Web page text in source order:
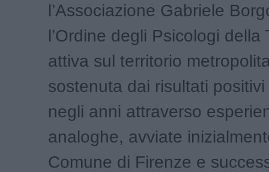
l’Associazione Gabriele
l’Ordine degli Psicologi della
attiva sul territorio
sostenuta dai risultati
negli anni attraverso
analoghe, avviate
Comune di Firenze e